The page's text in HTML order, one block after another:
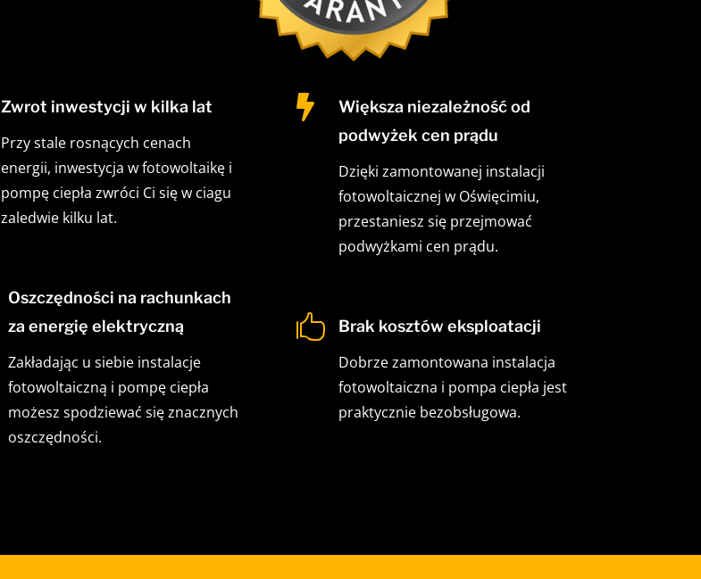
Zwrot inwestycji w kilka lat
Przy stale rosnących cenach
energii, inwestycja w fotowoltaikę i
pompę ciepła zwróci Ci się w ciagu
zaledwie kilku lat.
Oszczędności na rachunkach
za energię elektryczną
Zakładając u siebie instalacje
fotowoltaiczną i pompę ciepła
możesz spodziewać się znacznych
oszczędności.

Większa niezależność od
podwyżek cen prądu
Dzięki zamontowanej instalacji
fotowoltaicznej w Oświęcimiu,
przestaniesz się przejmować
podwyżkami cen prądu.
 Brak kosztów eksploatacji
Dobrze zamontowana instalacja
fotowoltaiczna i pompa ciepła jest
praktycznie bezobsługowa.